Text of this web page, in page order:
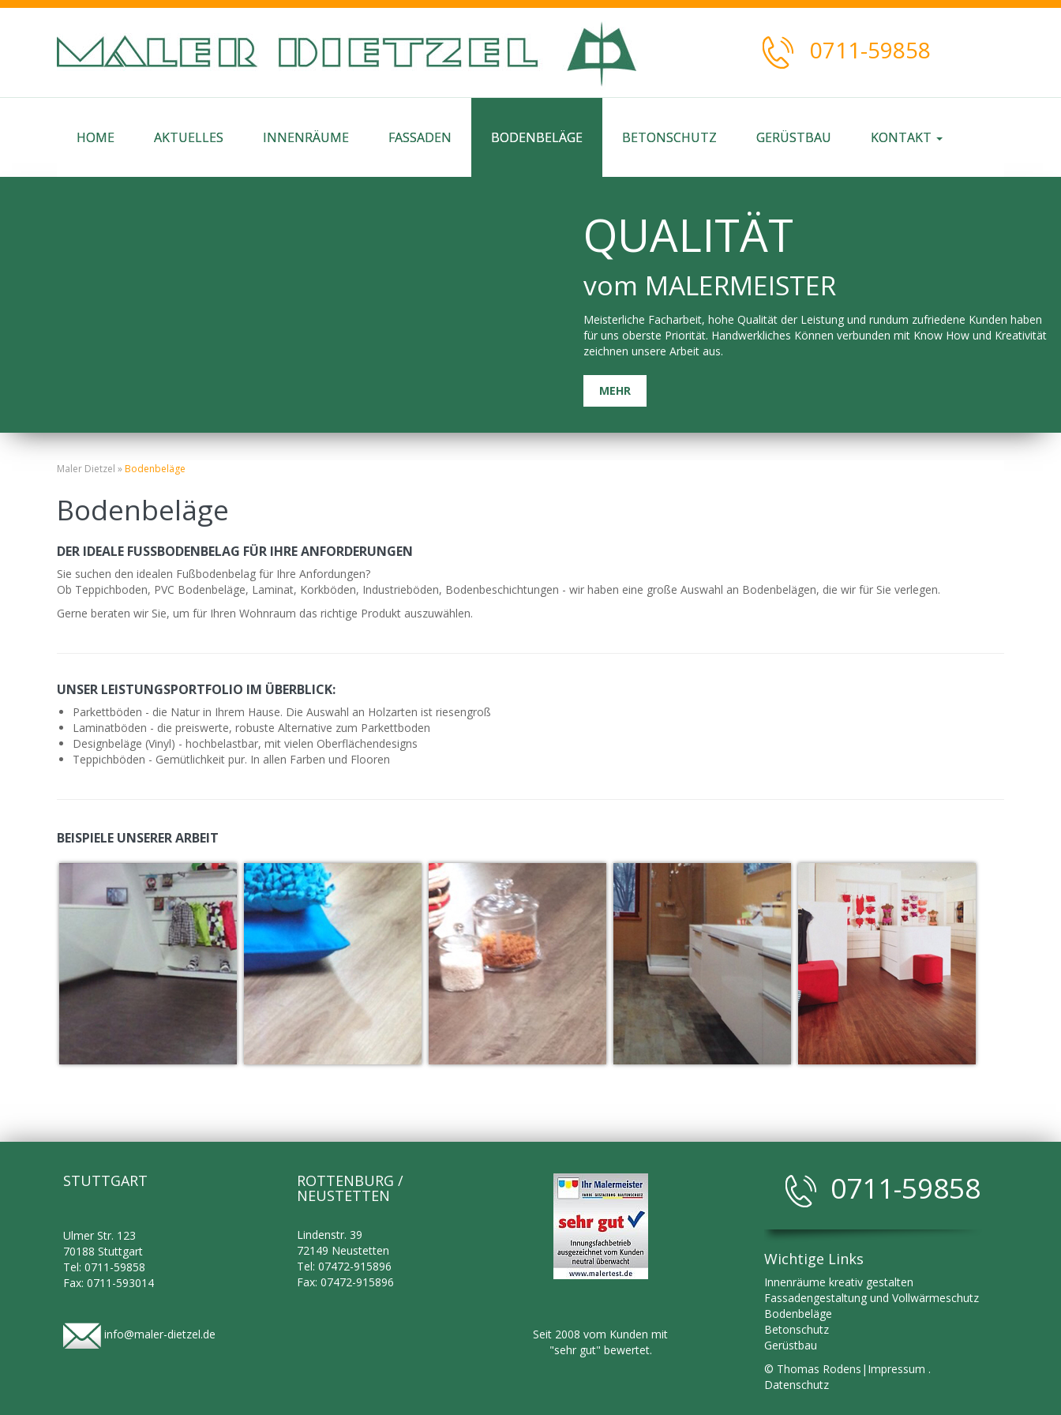
0711-59858
HOME AKTUELLES INNENRÄUME FASSADEN BODENBELÄGE BETONSCHUTZ GERÜSTBAU KONTAKT
QUALITÄT
vom MALERMEISTER
Meisterliche Facharbeit, hohe Qualität der Leistung und rundum zufriedene Kunden haben
für uns oberste Priorität. Handwerkliches Können verbunden mit Know How und Kreativität
zeichnen unsere Arbeit aus.
​MEHR
Maler Dietzel »Bodenbeläge
Bodenbeläge
DER IDEALE FUSSBODENBELAG FÜR IHRE ANFORDERUNGEN
Sie suchen den idealen Fußbodenbelag für Ihre Anfordungen?
Ob Teppichboden, PVC Bodenbeläge, Laminat, Korkböden, Industrieböden, Bodenbeschichtungen - wir haben eine große Auswahl an Bodenbelägen, die wir für Sie verlegen.
Gerne beraten wir Sie, um für Ihren Wohnraum das richtige Produkt auszuwählen.
UNSER LEISTUNGSPORTFOLIO IM ÜBERBLICK:
Parkettböden - die Natur in Ihrem Hause. Die Auswahl an Holzarten ist riesengroß
Laminatböden - die preiswerte, robuste Alternative zum Parkettboden
Designbeläge (Vinyl) - hochbelastbar, mit vielen Oberflächendesigns
Teppichböden - Gemütlichkeit pur. In allen Farben und Flooren
BEISPIELE UNSERER ARBEIT
STUTTGART
Ulmer Str. 123
70188 Stuttgart
Tel: 0711-59858
Fax: 0711-593014
info@maler-dietzel.de
ROTTENBURG /
NEUSTETTEN
Lindenstr. 39
72149 Neustetten
Tel: 07472-915896
Fax: 07472-915896
Seit 2008 vom Kunden mit
"sehr gut" bewertet.
0711-59858
Wichtige Links
Innenräume kreativ gestalten
Fassadengestaltung und Vollwärmeschutz
Bodenbeläge
Betonschutz
​Gerüstbau
© Thomas Rodens| Impressum .
Datenschutz